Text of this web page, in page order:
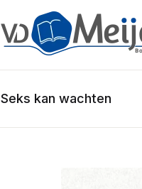
Seks kan wachten